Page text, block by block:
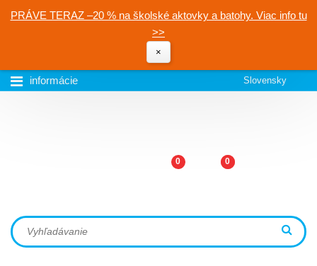
PRÁVE TERAZ –20 % na školské aktovky a batohy. Viac info tu
>>
×
informácie Slovensky
0 0